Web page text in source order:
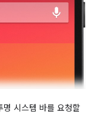
명 시스템 바를 요청할